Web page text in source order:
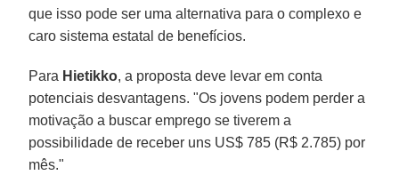
que isso pode ser uma alternativa para o complexo e
caro sistema estatal de benefícios.
Para Hietikko, a proposta deve levar em conta
potenciais desvantagens. "Os jovens podem perder a
motivação a buscar emprego se tiverem a
possibilidade de receber uns US$ 785 (R$ 2.785) por
mês."